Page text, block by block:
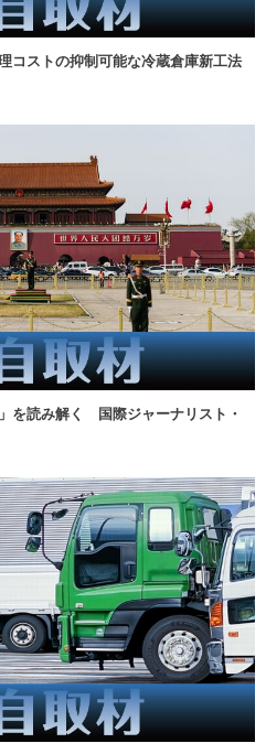
コストの抑制可能な冷蔵倉庫新工法
を読み解く 国際ジャーナリスト・